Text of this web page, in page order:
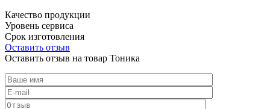
Качество продукции
Уровень сервиса
Срок изготовления
Оставить отзыв
Оставить отзыв на товар Тоника